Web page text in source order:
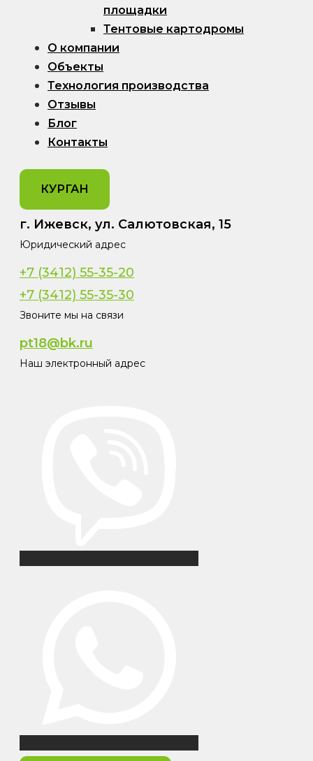
площадки
Тентовые картодромы
О компании
Объекты
Технология производства
Отзывы
Блог
Контакты
КУРГАН
г. Ижевск, ул. Салютовская, 15
Юридический адрес
+7 (3412) 55-35-20
+7 (3412) 55-35-30
Звоните мы на связи
pt18@bk.ru
Наш электронный адрес